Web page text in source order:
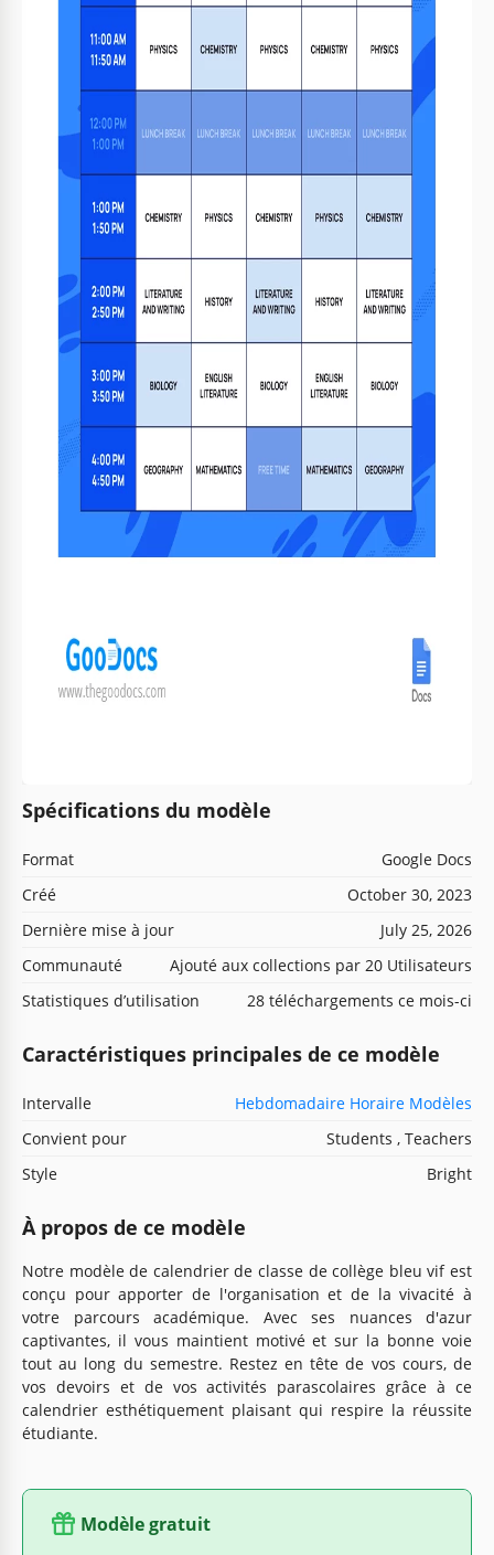
Spécifications du modèle
Format
Google Docs
Créé
October 30, 2023
Dernière mise à jour
July 25, 2026
Communauté
Ajouté aux collections par 20 Utilisateurs
Statistiques d’utilisation
28 téléchargements ce mois-ci
Caractéristiques principales de ce modèle
Intervalle
Hebdomadaire Horaire Modèles
Convient pour
Students , Teachers
Style
Bright
À propos de ce modèle
Notre modèle de calendrier de classe de collège bleu vif est
conçu pour apporter de l'organisation et de la vivacité à
votre parcours académique. Avec ses nuances d'azur
captivantes, il vous maintient motivé et sur la bonne voie
tout au long du semestre. Restez en tête de vos cours, de
vos devoirs et de vos activités parascolaires grâce à ce
calendrier esthétiquement plaisant qui respire la réussite
étudiante.
Modèle gratuit